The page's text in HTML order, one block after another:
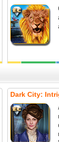
Dark City: